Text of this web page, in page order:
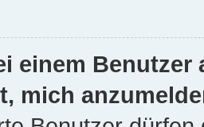
einem
mich